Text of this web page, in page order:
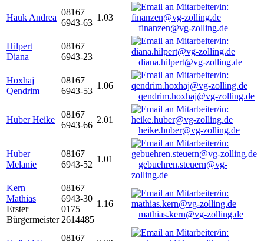
Hauk Andrea
08167
6943-63
1.03
finanzen@vg-zolling.de
Hilpert
Diana
08167
6943-23
diana.hilpert@vg-zolling.de
Hoxhaj
Qendrim
08167
6943-53
1.06
qendrim.hoxhaj@vg-zolling.de
Huber Heike
08167
6943-66
2.01
heike.huber@vg-zolling.de
Huber
Melanie
08167
6943-52
1.01
gebuehren.steuern@vg-
zolling.de
Kern
Mathias
Erster
Bürgermeister
08167
6943-30
0175
2614485
1.16
mathias.kern@vg-zolling.de
08167